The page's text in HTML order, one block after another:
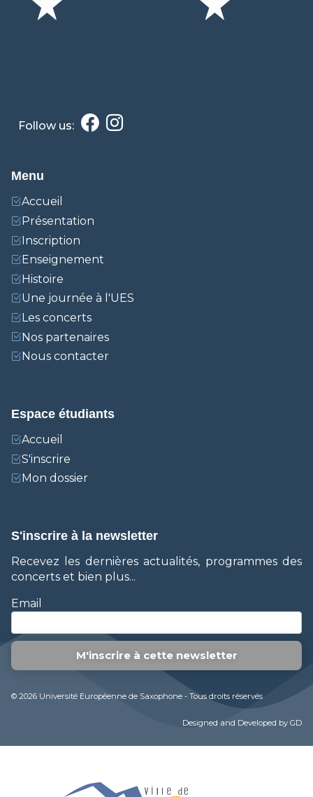
Follow us:
Menu
Accueil
Présentation
Inscription
Enseignement
Histoire
Une journée à l'UES
Les concerts
Nos partenaires
Nous contacter
Espace étudiants
Accueil
S'inscrire
Mon dossier
S'inscrire à la newsletter
Recevez les dernières actualités, programmes des
concerts et bien plus...
Email
© 2026 Université Européenne de Saxophone - Tous droits réservés
Designed and Developed by GD